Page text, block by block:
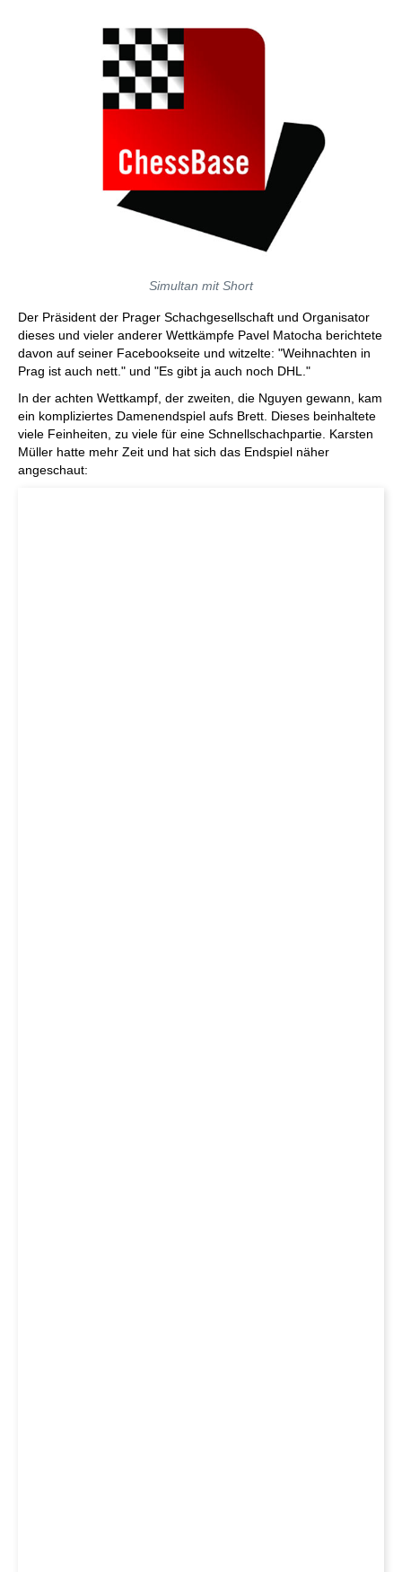
Simultan mit Short
Der Präsident der Prager Schachgesellschaft und Organisator
dieses und vieler anderer Wettkämpfe Pavel Matocha berichtete
davon auf seiner Facebookseite und witzelte: "Weihnachten in
Prag ist auch nett." und "Es gibt ja auch noch DHL."
In der achten Wettkampf, der zweiten, die Nguyen gewann, kam
ein kompliziertes Damenendspiel aufs Brett. Dieses beinhaltete
viele Feinheiten, zu viele für eine Schnellschachpartie. Karsten
Müller hatte mehr Zeit und hat sich das Endspiel näher
angeschaut: